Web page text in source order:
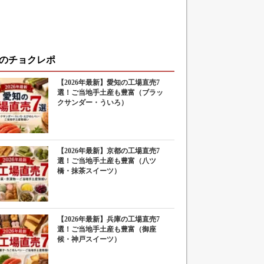
チョクレポ
【2026年最新】愛知の工場直売7
選！ご当地手土産も豊富（ブラッ
クサンダー・ういろ）
【2026年最新】京都の工場直売7
選！ご当地手土産も豊富（八ツ
橋・抹茶スイーツ）
【2026年最新】兵庫の工場直売7
選！ご当地手土産も豊富（御座
候・神戸スイーツ）